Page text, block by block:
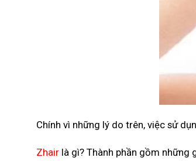
Chính vì những lý do trên, việc sử
Zhair là gì? Thành phần gồm những